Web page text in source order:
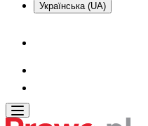
Українська (UA)